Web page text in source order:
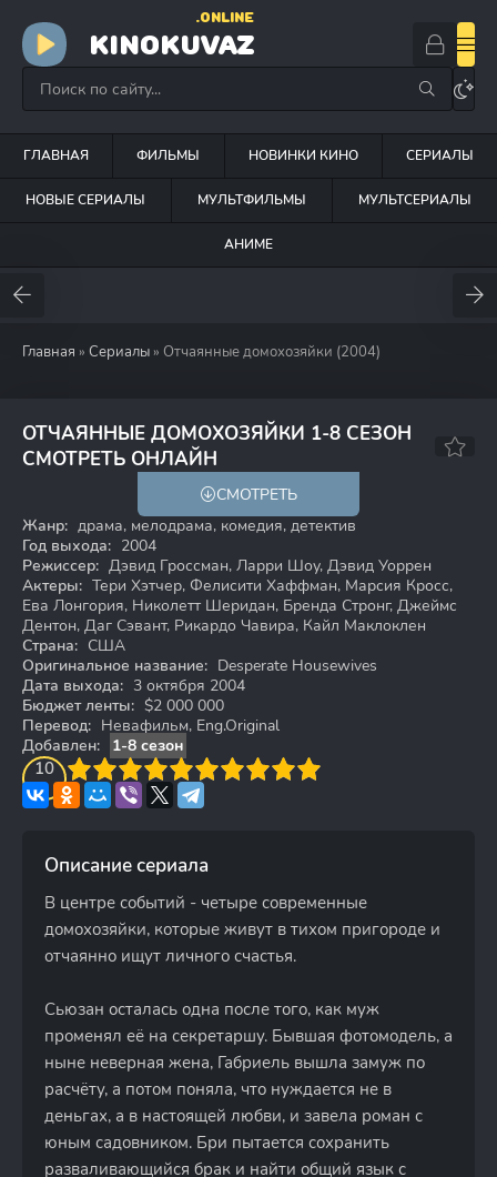
KINOKUVAZ
.ONLINE
ГЛАВНАЯ ФИЛЬМЫ НОВИНКИ КИНО СЕРИАЛЫ
НОВЫЕ СЕРИАЛЫ МУЛЬТФИЛЬМЫ МУЛЬТСЕРИАЛЫ
АНИМЕ
Главная » Сериалы » Отчаянные домохозяйки (2004)
ОТЧАЯННЫЕ ДОМОХОЗЯЙКИ 1-8 СЕЗОН
СМОТРЕТЬ ОНЛАЙН
8.3
СМОТРЕТЬ
Жанр: драма, мелодрама, комедия, детектив
Год выхода: 2004
Режиссер: Дэвид Гроссман, Ларри Шоу, Дэвид Уоррен
Актеры: Тери Хэтчер, Фелисити Хаффман, Марсия Кросс,
Ева Лонгория, Николетт Шеридан, Бренда Стронг, Джеймс
Дентон, Даг Сэвант, Рикардо Чавира, Кайл Маклоклен
Страна: США
Оригинальное название: Desperate Housewives
Дата выхода: 3 октября 2004
Бюджет ленты: $2 000 000
Перевод: Невафильм, Eng.Original
Добавлен:
1-8 сезон
10
4 5 6 7 8 9 10
Описание сериала
В центре событий - четыре современные
домохозяйки, которые живут в тихом пригороде и
отчаянно ищут личного счастья.
Сьюзан осталась одна после того, как муж
променял её на секретаршу. Бывшая фотомодель, а
ныне неверная жена, Габриель вышла замуж по
расчёту, а потом поняла, что нуждается не в
деньгах, а в настоящей любви, и завела роман с
юным садовником. Бри пытается сохранить
разваливающийся брак и найти общий язык с